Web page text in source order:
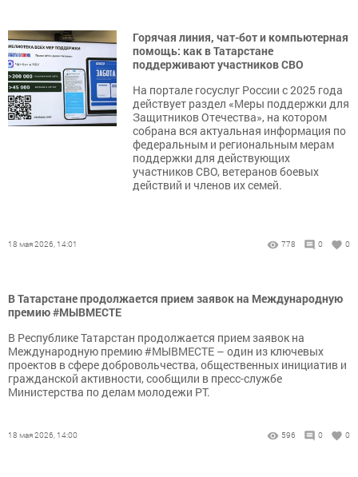
Горячая линия, чат-бот и компьютерная
помощь: как в Татарстане
поддерживают участников СВО
На портале госуслуг России с 2025 года
действует раздел «Меры поддержки для
Защитников Отечества», на котором
собрана вся актуальная информация по
федеральным и региональным мерам
поддержки для действующих
участников СВО, ветеранов боевых
действий и членов их семей.
18 мая 2026, 14:01 778 0 0
В Татарстане продолжается прием заявок на Международную
премию #МЫВМЕСТЕ
В Республике Татарстан продолжается прием заявок на
Международную премию #МЫВМЕСТЕ – один из ключевых
проектов в сфере добровольчества, общественных инициатив и
гражданской активности, сообщили в пресс-службе
Министерства по делам молодежи РТ.
18 мая 2026, 14:00 596 0 0